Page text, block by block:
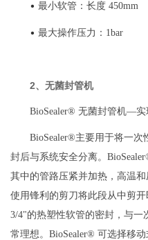
• 最小软管：长度 450mm
• 最大操作压力：1bar
2、无菌封管机
BioSealer® 无菌封管机—
BioSealer®主要用于将一
封后与系统安全分离。
其中的管路压紧并加热，高温
使用锋利的剪刀将此段从中剪
3/4"的热塑性软管的密封，与
常理想。BioSealer® 可选择移